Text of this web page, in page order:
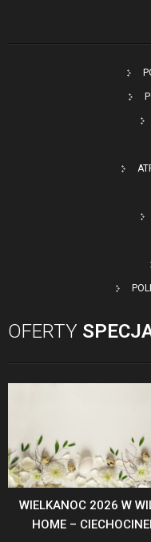
OFERTY
WIELKANOC 2026 W
HOME –